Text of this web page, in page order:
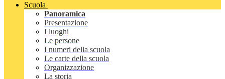
Scuola
Panoramica
Presentazione
I luoghi
Le persone
I numeri della scuola
Le carte della scuola
Organizzazione
La storia